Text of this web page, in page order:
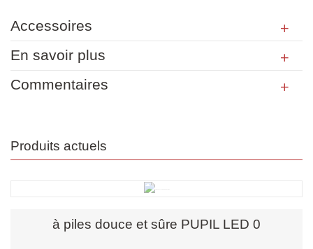
Accessoires
En savoir plus
Commentaires
Produits actuels
à piles douce et sûre PUPIL LED 0